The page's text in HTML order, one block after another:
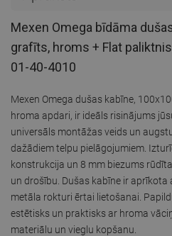
Mexen Omega bīdāma
grafīts, hroms + Flat
01-40-4010
Mexen Omega dušas kabīne,
hroma apdari, ir ideāls risinājums
universāls montāžas veids un
dažādiem telpu pielāgojumiem.
konstrukcija un 8 mm biezums
un drošību. Dušas kabīne ir aprīkota
metāla rokturi ērtai lietošanai.
estētisks un praktisks ar hroma
materiālu un vieglu kopšanu.